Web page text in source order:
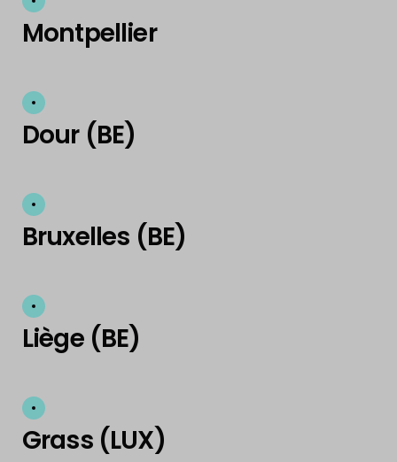
Montpellier
Dour (BE)
Bruxelles (BE)
Liège (BE)
Grass (LUX)